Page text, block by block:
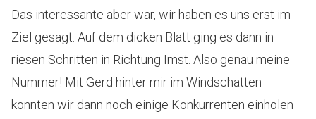
Das interessante aber war, wir haben es uns erst im
Ziel gesagt. Auf dem dicken Blatt ging es dann in
riesen Schritten in Richtung Imst. Also genau meine
Nummer! Mit Gerd hinter mir im Windschatten
konnten wir dann noch einige Konkurrenten einholen